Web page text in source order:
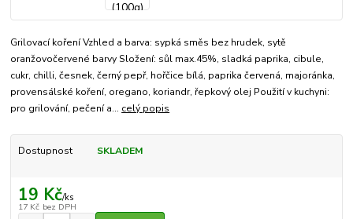
Grilovací koření Vzhled a barva: sypká směs bez hrudek, sytě
oranžovočervené barvy Složení: sůl max.45%, sladká paprika, cibule,
cukr, chilli, česnek, černý pepř, hořčice bílá, paprika červená, majoránka,
provensálské koření, oregano, koriandr, řepkový olej Použití v kuchyni:
pro grilování, pečení a... celý popis
Dostupnost SKLADEM
19 Kč/ks
17 Kč bez DPH